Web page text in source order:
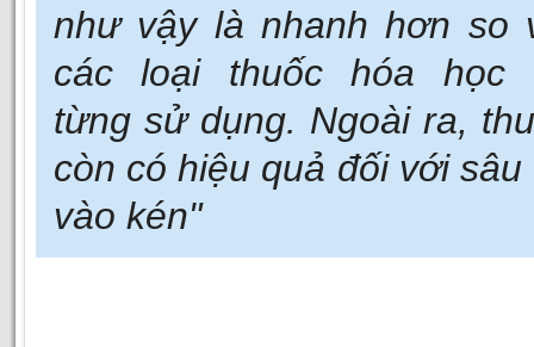
như vậy là nhanh hơn so
các loại thuốc hóa học
từng sử dụng. Ngoài ra,
còn có hiệu quả đối với sâu
vào kén"